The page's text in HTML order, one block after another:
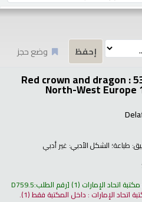
وضع حجز
Red crown and dragon :
North-West
طباعة؛ الشكل الأدبي: غير أدبي
مكتبة اتحاد الإمارات (1) رقم الطلب:D759.5
اتحاد الإمارات : داخل المكتبة فقط(1).